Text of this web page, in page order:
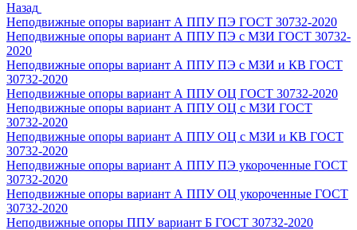
Назад
Неподвижные опоры вариант А ППУ ПЭ ГОСТ 30732-2020
Неподвижные опоры вариант А ППУ ПЭ с МЗИ ГОСТ 30732-
2020
Неподвижные опоры вариант А ППУ ПЭ с МЗИ и КВ ГОСТ
30732-2020
Неподвижные опоры вариант А ППУ ОЦ ГОСТ 30732-2020
Неподвижные опоры вариант А ППУ ОЦ с МЗИ ГОСТ
30732-2020
Неподвижные опоры вариант А ППУ ОЦ с МЗИ и КВ ГОСТ
30732-2020
Неподвижные опоры вариант А ППУ ПЭ укороченные ГОСТ
30732-2020
Неподвижные опоры вариант А ППУ ОЦ укороченные ГОСТ
30732-2020
Неподвижные опоры ППУ вариант Б ГОСТ 30732-2020